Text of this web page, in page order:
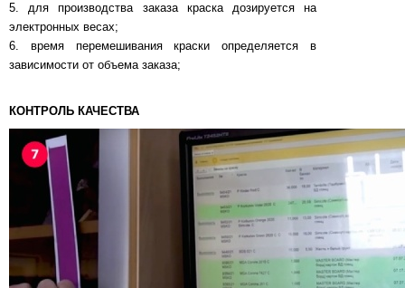
5. для производства заказа краска дозируется на
электронных весах;
6. время перемешивания краски определяется в
зависимости от объема заказа;
КОНТРОЛЬ КАЧЕСТВА